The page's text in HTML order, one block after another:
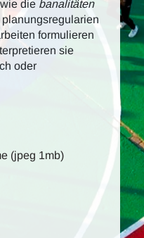
die banalitäten
formulieren
sie
oder
(jpeg 1mb)